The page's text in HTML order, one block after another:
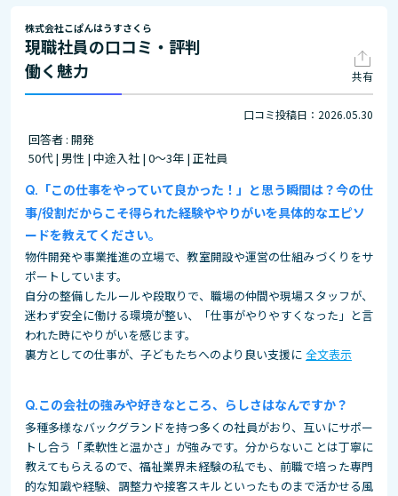
株式会社こぱんはうすさくら
現職社員の口コミ・評判
働く魅力
共有
口コミ投稿日：2026.05.30
回答者 : 開発
50代 | 男性 | 中途入社 | 0～3年 | 正社員
「この仕事をやっていて良かった！」と思う瞬間は？今の仕
事/役割だからこそ得られた経験ややりがいを具体的なエピソ
ードを教えてください。
物件開発や事業推進の立場で、教室開設や運営の仕組みづくりをサ
ポートしています。
自分の整備したルールや段取りで、職場の仲間や現場スタッフが、
迷わず安全に働ける環境が整い、「仕事がやりやすくなった」と言
われた時にやりがいを感じます。
裏方としての仕事が、子どもたちへのより良い支援に 全文表示
この会社の強みや好きなところ、らしさはなんですか？
多種多様なバックグランドを持つ多くの社員がおり、互いにサポー
トし合う「柔軟性と温かさ」が強みです。分からないことは丁寧に
教えてもらえるので、福祉業界未経験の私でも、前職で培った専門
的な知識や経験、調整力や接客スキルといったものまで活かせる風